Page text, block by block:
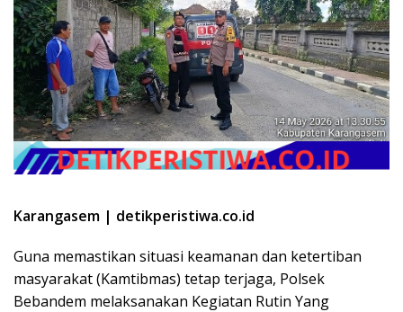
Karangasem | detikperistiwa.co.id
​Guna memastikan situasi keamanan dan ketertiban
masyarakat (Kamtibmas) tetap terjaga, Polsek
Bebandem melaksanakan Kegiatan Rutin Yang